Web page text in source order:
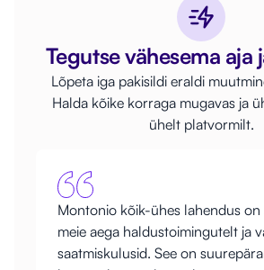
Tegutse vähesema aja
Lõpeta iga pakisildi eraldi
Halda kõike korraga mugavas ja
ühelt platvormilt.
Montonio kõik-ühes lahendus on
meie aega haldustoimingutelt ja
saatmiskulusid. See on